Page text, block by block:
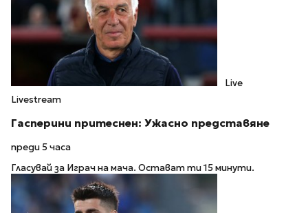
Live
Livestream
Гасперини притеснен: Ужасно представяне
преди 5 часа
Гласувай за Играч на мача. Остават ти 15 минути.